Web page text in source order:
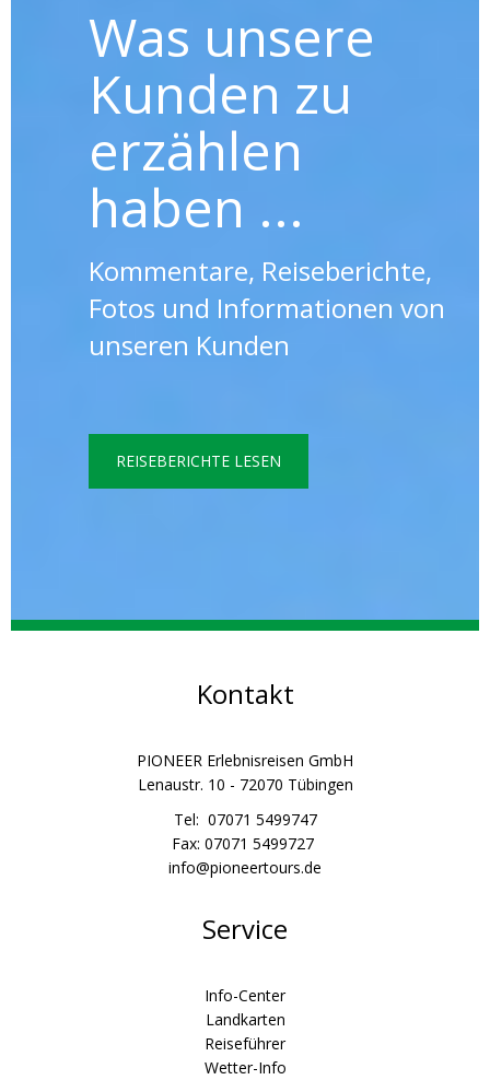
Was unsere
Kunden zu
erzählen
haben ...
Kommentare, Reiseberichte,
Fotos und Informationen von
unseren Kunden
REISEBERICHTE LESEN
Kontakt
PIONEER Erlebnisreisen GmbH
Lenaustr. 10 - 72070 Tübingen
Tel: 07071 5499747
Fax: 07071 5499727
info@pioneertours.de
Service
Info-Center
Landkarten
Reiseführer
Wetter-Info